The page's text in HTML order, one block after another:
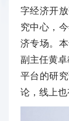
字经济开
究中心，
济专场。
副主任黄
平台的研
论，线上也